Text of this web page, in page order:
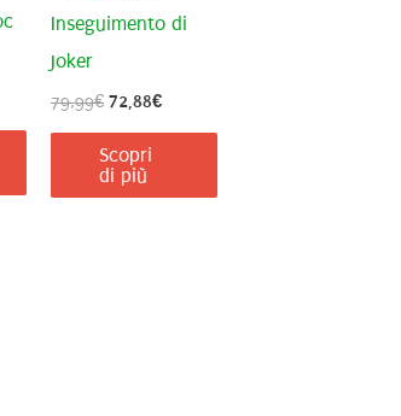
Inseguimento di
Joker
79,99€ Il
originale
era:
79,99€.
72,88€Il
72,88€.
Scopri
di più